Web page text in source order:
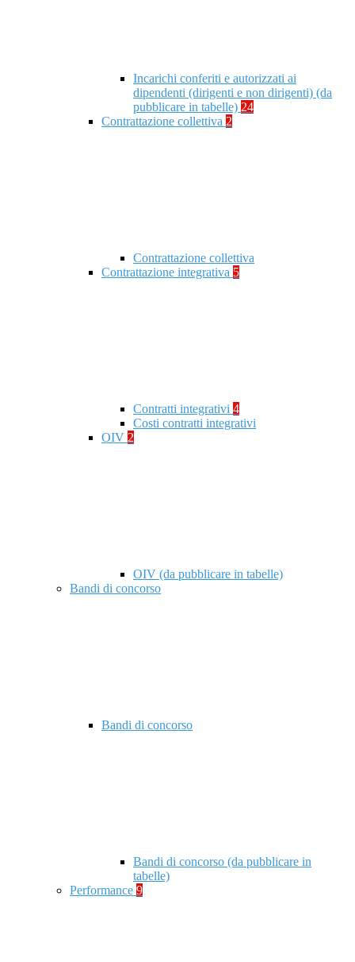
Incarichi conferiti e autorizzati ai
dipendenti (dirigenti e non dirigenti) (da
pubblicare in tabelle) 24
Contrattazione collettiva 2
Contrattazione collettiva
Contrattazione integrativa 5
Contratti integrativi 4
Costi contratti integrativi
OIV 2
OIV (da pubblicare in tabelle)
Bandi di concorso
Bandi di concorso
Bandi di concorso (da pubblicare in
tabelle)
Performance 9